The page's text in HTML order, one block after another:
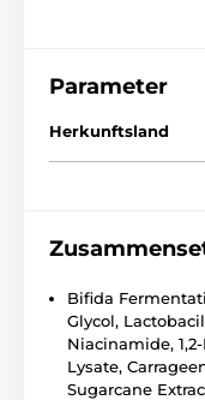
Parameter
Herkunftsland
Bifida
Glycol,
Niacinamide,
Lysate,
Sugarcane